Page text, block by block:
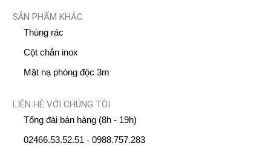
SẢN PHẨM KHÁC
Thùng rác
Cột chắn inox
Mặt nạ phòng độc 3m
LIÊN HỆ VỚI CHÚNG TÔI
Tổng đài bán hàng (8h - 19h)
02466.53.52.51 - 0988.757.283